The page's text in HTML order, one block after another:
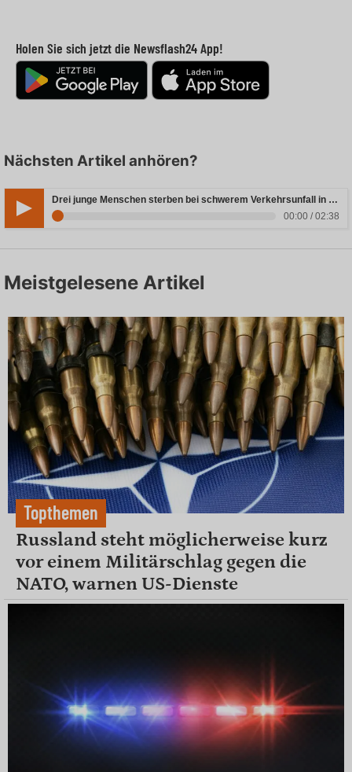
Holen Sie sich jetzt die Newsflash24 App!
Nächsten Artikel anhören?
Drei junge Menschen sterben bei schwerem Verkehrsunfall in Rheinland-Pfalz
00:00 / 02:38
Meistgelesene Artikel
Topthemen
Russland steht möglicherweise kurz
vor einem Militärschlag gegen die
NATO, warnen US-Dienste